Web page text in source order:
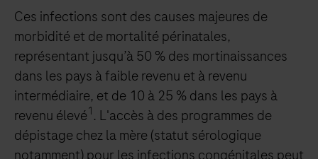
Ces infections sont des causes majeures de
morbidité et de mortalité périnatales,
représentant jusqu’à 50 % des mortinaissances
dans les pays à faible revenu et à revenu
intermédiaire, et de 10 à 25 % dans les pays à
revenu élevé1 . L'accès à des programmes de
dépistage chez la mère (statut sérologique
notamment) pour les infections congénitales peut